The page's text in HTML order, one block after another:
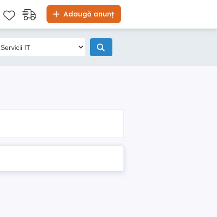
Adaugă anunț